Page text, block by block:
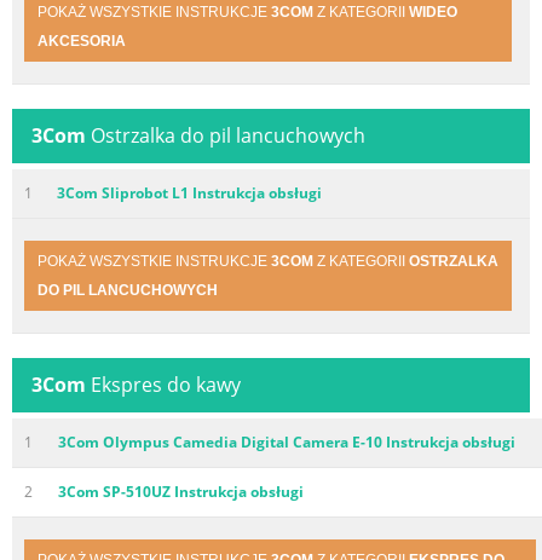
POKAŻ WSZYSTKIE INSTRUKCJE 3COM Z KATEGORII WIDEO
AKCESORIA
3Com Ostrzalka do pil lancuchowych
1 3Com Sliprobot L1 Instrukcja obsługi
POKAŻ WSZYSTKIE INSTRUKCJE 3COM Z KATEGORII OSTRZALKA
DO PIL LANCUCHOWYCH
3Com Ekspres do kawy
1 3Com Olympus Camedia Digital Camera E-10 Instrukcja obsługi
2 3Com SP-510UZ Instrukcja obsługi